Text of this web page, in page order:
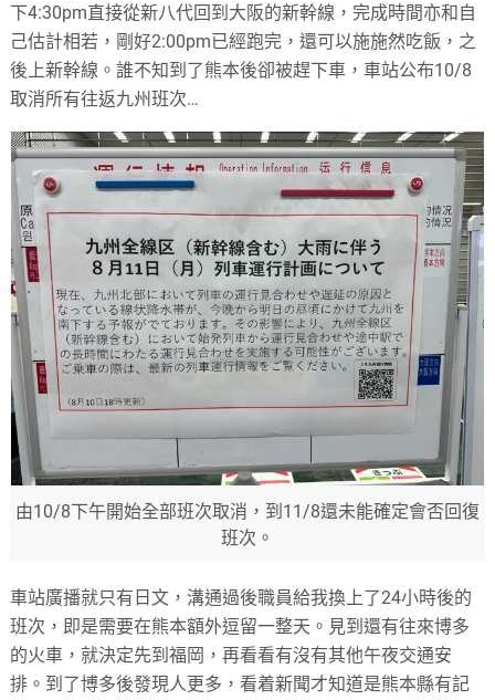
下4:30pm直接從新八代回到大阪的新幹線， 完成時間亦和自
己估計相若，剛好2:00pm已經跑完，還可以施施然吃飯，之
後上新幹線。誰不知到了熊本後卻被趕下車，車站公布10/8
取消所有往返九州班次…
由10/8下午開始全部班次取消，到11/8還未能確定會否回復
班次。
車站廣播就只有日文，溝通過後職員給我換上了24小時後的
班次， 即是需要在熊本額外逗留一整天。見到還有往來博多
的火車，就決定先到福岡，再看看有沒有其他午夜交通安
排。 到了博多後發現人更多，看着新聞才知道是熊本縣有記